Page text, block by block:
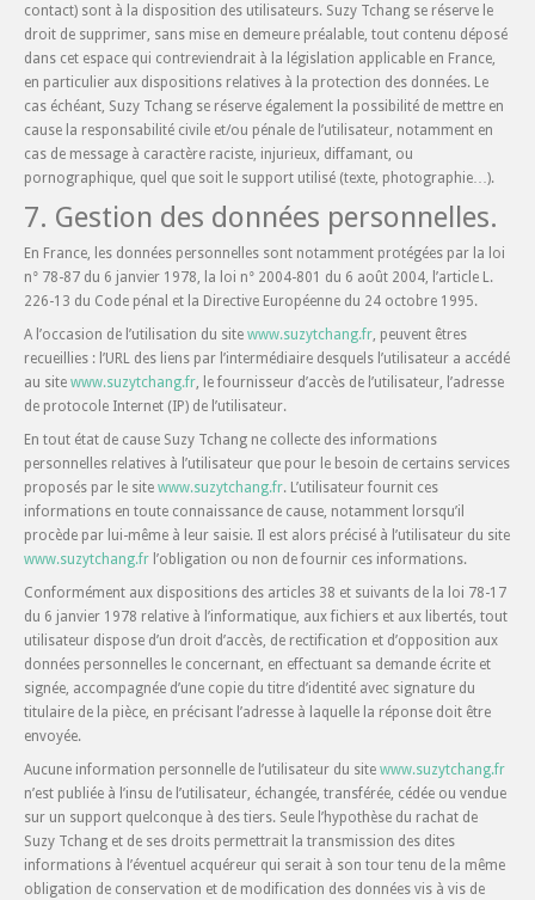
contact) sont à la disposition des utilisateurs. Suzy Tchang se réserve le
droit de supprimer, sans mise en demeure préalable, tout contenu déposé
dans cet espace qui contreviendrait à la législation applicable en France,
en particulier aux dispositions relatives à la protection des données. Le
cas échéant, Suzy Tchang se réserve également la possibilité de mettre en
cause la responsabilité civile et/ou pénale de l’utilisateur, notamment en
cas de message à caractère raciste, injurieux, diffamant, ou
pornographique, quel que soit le support utilisé (texte, photographie…).
7. Gestion des données personnelles.
En France, les données personnelles sont notamment protégées par la loi
n° 78-87 du 6 janvier 1978, la loi n° 2004-801 du 6 août 2004, l’article L.
226-13 du Code pénal et la Directive Européenne du 24 octobre 1995.
A l’occasion de l’utilisation du site www.suzytchang.fr, peuvent êtres
recueillies : l’URL des liens par l’intermédiaire desquels l’utilisateur a accédé
au site www.suzytchang.fr, le fournisseur d’accès de l’utilisateur, l’adresse
de protocole Internet (IP) de l’utilisateur.
En tout état de cause Suzy Tchang ne collecte des informations
personnelles relatives à l’utilisateur que pour le besoin de certains services
proposés par le site www.suzytchang.fr. L’utilisateur fournit ces
informations en toute connaissance de cause, notamment lorsqu’il
procède par lui-même à leur saisie. Il est alors précisé à l’utilisateur du site
www.suzytchang.fr l’obligation ou non de fournir ces informations.
Conformément aux dispositions des articles 38 et suivants de la loi 78-17
du 6 janvier 1978 relative à l’informatique, aux fichiers et aux libertés, tout
utilisateur dispose d’un droit d’accès, de rectification et d’opposition aux
données personnelles le concernant, en effectuant sa demande écrite et
signée, accompagnée d’une copie du titre d’identité avec signature du
titulaire de la pièce, en précisant l’adresse à laquelle la réponse doit être
envoyée.
Aucune information personnelle de l’utilisateur du site www.suzytchang.fr
n’est publiée à l’insu de l’utilisateur, échangée, transférée, cédée ou vendue
sur un support quelconque à des tiers. Seule l’hypothèse du rachat de
Suzy Tchang et de ses droits permettrait la transmission des dites
informations à l’éventuel acquéreur qui serait à son tour tenu de la même
obligation de conservation et de modification des données vis à vis de